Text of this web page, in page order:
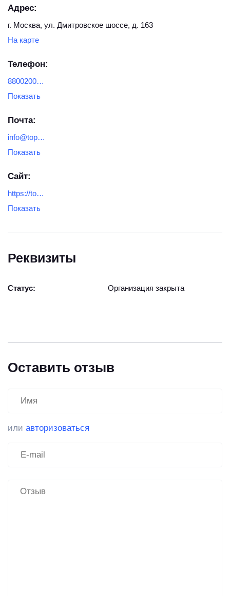
Адрес:
г. Москва, ул. Дмитровское шоссе, д. 163
На карте
Телефон:
8800200-27-89
Показать
Почта:
info@topas-site.ru
Показать
Сайт:
https://topas-site.ru/
Показать
Реквизиты
Статус: Организация закрыта
Оставить отзыв
или авторизоваться